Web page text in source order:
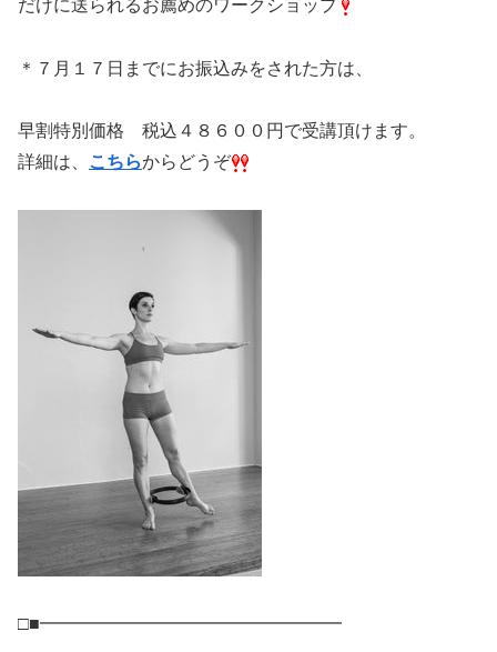
だけに送られるお薦めのワークショップ
＊７月１７日までにお振込みをされた方は、
早割特別価格 税込４８６００円で受講頂けます。
詳細は、
こちらからどうぞ
□■━━━━━━━━━━━━━━━━━